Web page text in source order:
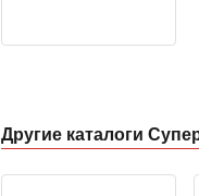
Другие каталоги